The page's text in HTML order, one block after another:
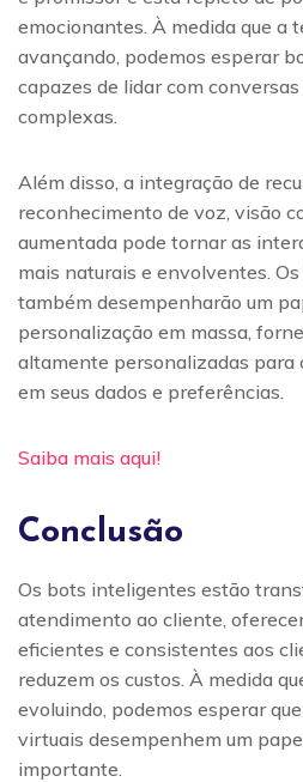
emocionantes. À medida que a
avançando, podemos esperar
capazes de lidar com
complexas.
Além disso, a integração de
reconhecimento de voz, visão
aumentada pode tornar as
mais naturais e envolventes.
também desempenharão um
personalização em massa,
altamente personalizadas para
em seus dados e preferências.
Saiba mais aqui!
Conclusão
Os bots inteligentes estão
atendimento ao cliente,
eficientes e consistentes aos
reduzem os custos. À medida
evoluindo, podemos esperar
virtuais desempenhem um
importante.